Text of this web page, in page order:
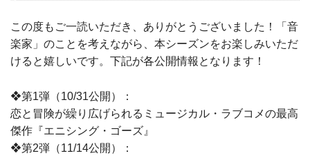
この度もご一読いただき、ありがとうございました！「音
楽家」のことを考えながら、本シーズンをお楽しみいただ
けると嬉しいです。下記が各公開情報となります！
❖第1弾（10/31公開）：
恋と冒険が繰り広げられるミュージカル・ラブコメの最高
傑作『エニシング・ゴーズ』
❖第2弾（11/14公開）：